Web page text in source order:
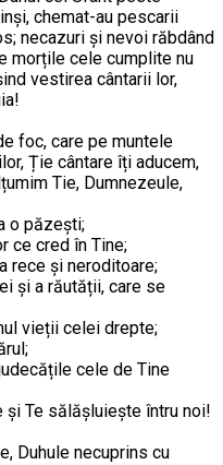
chemat-au pescarii
necazuri și nevoi răbdând
morțile cele cumplite nu
vestirea cântarii lor,
foc, care pe muntele
Ție cântare îți aducem,
Tie, Dumnezeule,
o păzești;
ce cred în Tine;
rece și neroditoare;
și a răutății, care se
vieții celei drepte;
cele de Tine
și Te sălășluiește întru noi!
Duhule necuprins cu